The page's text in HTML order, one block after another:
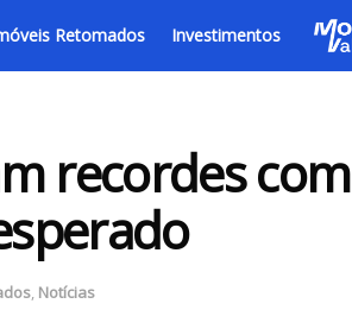
Retomados Investimentos
recordes com
, Notícias